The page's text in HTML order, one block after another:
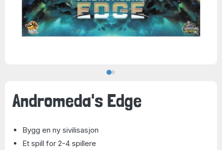
Andromeda's Edge
Bygg en ny sivilisasjon
Et spill for 2-4 spillere